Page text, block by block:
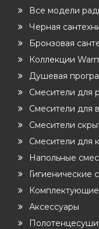
Все модели
Черная
Бронзовая
Коллекции
Душевая
Смесители для
Смесители для
Смесители
Смесители для
Напольные
Гигиенические
Комплектующие
Аксессуары